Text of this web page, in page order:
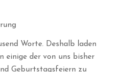
Worte. Deshalb laden
einige der von uns bisher
Geburtstagsfeiern zu